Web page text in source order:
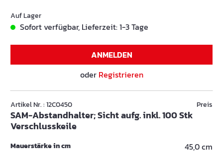
Auf Lager
Sofort verfügbar, Lieferzeit: 1-3 Tage
ANMELDEN
oder Registrieren
Artikel Nr. : 12C0450
SAM-Abstandhalter; Sicht aufg. inkl. 100 Stk
Verschlusskeile
Preis
Mauerstärke in cm 45,0 cm